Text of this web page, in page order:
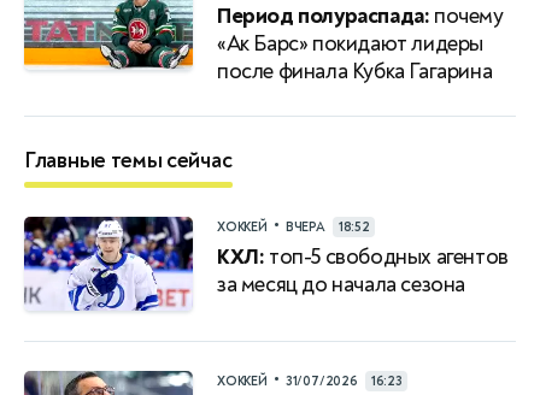
Период полураспада: почему
«Ак Барс» покидают лидеры
после финала Кубка Гагарина
Главные темы сейчас
ХОККЕЙ • ВЧЕРА 18:52
КХЛ: топ-5 свободных агентов
за месяц до начала сезона
ХОККЕЙ • 31/07/2026 16:23